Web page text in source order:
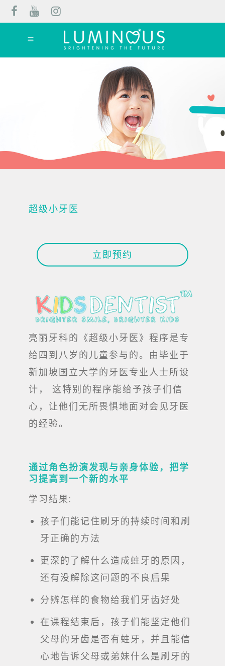
超级小牙医
立即预约
亮丽牙科的《超级小牙医》程序是专
给四到八岁的儿童参与的。由毕业于
新加坡国立大学的牙医专业人士所设
计， 这特别的程序能给予孩子们信
心，让他们无所畏惧地面对会见牙医
的经验。
通过角色扮演发现与亲身体验，把学
习提高到一个新的水平
学习结果:
孩子们能记住刷牙的持续时间和刷
牙正确的方法
更深的了解什么造成蛀牙的原因，
还有没解除这问题的不良后果
分辨怎样的食物给我们牙齿好处
在课程结束后，孩子们能坚定他们
父母的牙齿是否有蛀牙，并且能信
心地告诉父母或弟妹什么是刷牙的